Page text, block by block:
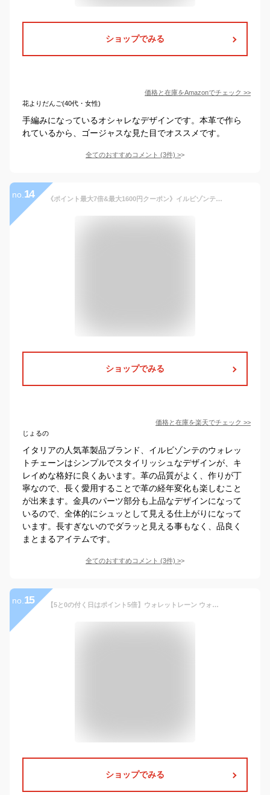
ショップでみる
価格と在庫をAmazonでチェック >>
花よりだんご(40代・女性)
手編みになっているオシャレなデザインです。本革で作ら
れているから、ゴージャスな見た目でオススメです。
全てのおすすめコメント (3件) >
no. 14 《ポイント最大7倍&最大1600円クーポン》イルビゾンテ ウォレットチェーン IL BISONTE メンズ レザー 48cm 各色 C0789 | ブランド
ショップでみる
価格と在庫を楽天でチェック >>
じょるの
イタリアの人気革製品ブランド、イルビゾンテのウォレッ
トチェーンはシンプルでスタイリッシュなデザインが、キ
レイめな格好に良くあいます。革の品質がよく、作りが丁
寧なので、長く愛用することで革の経年変化も楽しむこと
が出来ます。金具のパーツ部分も上品なデザインになって
いるので、全体的にシュッとして見える仕上がりになって
います。長すぎないのでダラッと見える事もなく、品良く
まとまるアイテムです。
全てのおすすめコメント (3件) >
no. 15 【5と0の付く日はポイント5倍】ウォレットレーン ウォレットチェーン ウォレットロープ ウォッシュドクラッシュ加工 牛革 本革 レザー レザーロープ メンズ レディース バイカーズウォレット ライダースウォレット
ショップでみる